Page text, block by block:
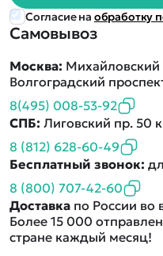
Самовывоз
Москва: Михайловский
Волгоградский
8(495) 008-53-92
СПБ: Лиговский пр. 50
8 (812) 628-60-49
Бесплатный звонок:
8 (800) 707-42-60
Доставка по России во
Более 15 000
стране каждый месяц!
Согласие на обработку